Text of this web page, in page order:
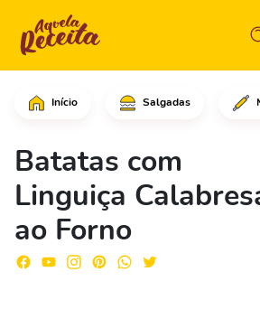
Início Salgadas
Batatas com
Linguiça
ao Forno
Comece cortando as